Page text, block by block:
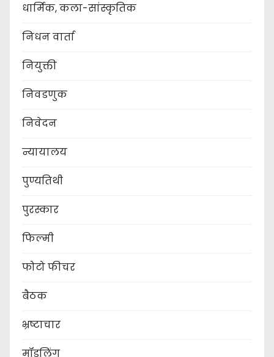
धार्मिक, कला-सांस्कृतिक
निधन वार्ता
नियुक्ती
निवडणुक
निवेदन
न्यायालय
पुण्यतिथी
पुरस्कार
फिल्मी
फोटो फीचर
बैठक
भ्रष्टाचार
मॉडलिंग